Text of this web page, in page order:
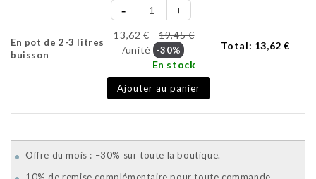
En pot de 2-3 litres
buisson
13,62 €
19,45 €
/unité -30%
En stock
Ajouter au panier
Total: 13,62 €
Offre du mois : –30% sur toute la boutique.